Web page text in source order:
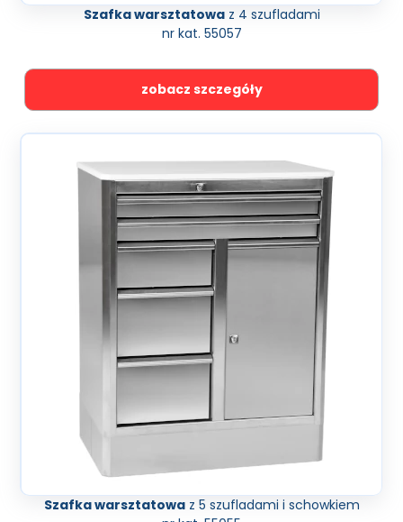
Szafka warsztatowaz 4 szufladami
nr kat. 55057
zobacz szczegóły
Szafka warsztatowaz 5 szufladami i schowkiem